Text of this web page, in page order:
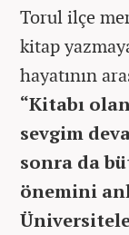
Torul ilçe
kitap
hayatının
“Kitabı
sevgim
sonra da
önemini